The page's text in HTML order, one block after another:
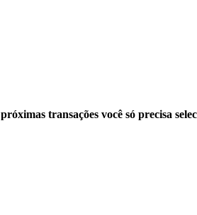
transações você só precisa